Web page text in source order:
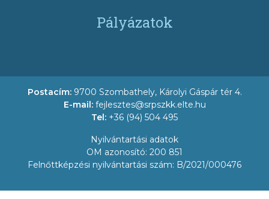
Pályázatok
Postacím: 9700 Szombathely, Károlyi Gáspár tér 4.
E-mail: fejlesztes@srpszkk.elte.hu
Tel: +36 (94) 504 495
Nyilvántartási adatok
OM azonosító: 200 851
Felnőttképzési nyilvántartási szám: B/2021/000476